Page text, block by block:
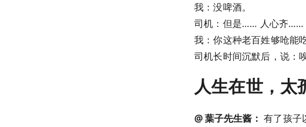
我：没啤酒。
司机：但是…… 人心齐……
我：你这种老百姓够呛能
司机长时间沉默后，说：
人生在世，太
@ 葉子先生酱： 有了孩子